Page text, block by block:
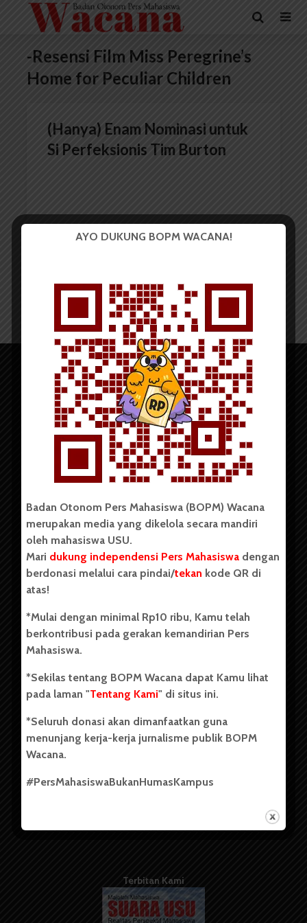
-Resensi Film Miss Peregrine’s
Home for Peculiar Children
(Hanya) Enam Nominasi untuk
Si Perfeksionis Tim Burton
Copyright © 2023. All rights reserved BOPM WACANA.
Badan Otonom Pers Mahasiswa (BOPM) Wacana merupakan
pers mahasiswa yang berdiri di luar kampus dan dikelola
secara mandiri oleh mahasiswa Universitas Sumatera Utara
(USU). Sebelumnya BOPM Wacana merupakan salah satu
Unit Kegiatan Mahasiswa (UKM) di Universitas Sumatera
berdiri pada 1 Juli 1995.
Tentang Kami
Info Iklan
Pedoman Media Siber
Terbitan Kami
AYO DUKUNG BOPM WACANA!
Badan Otonom Pers Mahasiswa (BOPM) Wacana
merupakan media yang dikelola secara mandiri
oleh mahasiswa USU.
Mari dukung independensi Pers Mahasiswa dengan
berdonasi melalui cara pindai/tekan kode QR di
atas!
*Mulai dengan minimal Rp10 ribu, Kamu telah
berkontribusi pada gerakan kemandirian Pers
Mahasiswa.
*Sekilas tentang BOPM Wacana dapat Kamu lihat
pada laman "Tentang Kami" di situs ini.
*Seluruh donasi akan dimanfaatkan guna
menunjang kerja-kerja jurnalisme publik BOPM
Wacana.
#PersMahasiswaBukanHumasKampus